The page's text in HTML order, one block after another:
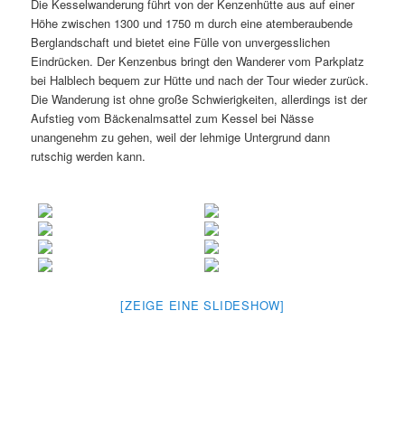
Die Kesselwanderung führt von der Kenzenhütte aus auf einer
Höhe zwischen 1300 und 1750 m durch eine atemberaubende
Berglandschaft und bietet eine Fülle von unvergesslichen
Eindrücken. Der Kenzenbus bringt den Wanderer vom Parkplatz
bei Halblech bequem zur Hütte und nach der Tour wieder zurück.
Die Wanderung ist ohne große Schwierigkeiten, allerdings ist der
Aufstieg vom Bäckenalmsattel zum Kessel bei Nässe
unangenehm zu gehen, weil der lehmige Untergrund dann
rutschig werden kann.
[ZEIGE EINE SLIDESHOW]